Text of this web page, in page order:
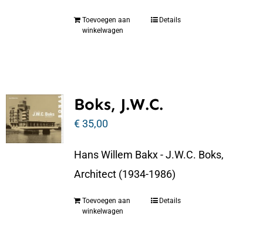
Toevoegen aan
winkelwagen
Details
Boks, J.W.C.
€35,00
Hans Willem Bakx - J.W.C. Boks,
Architect (1934-1986)
Toevoegen aan
winkelwagen
Details